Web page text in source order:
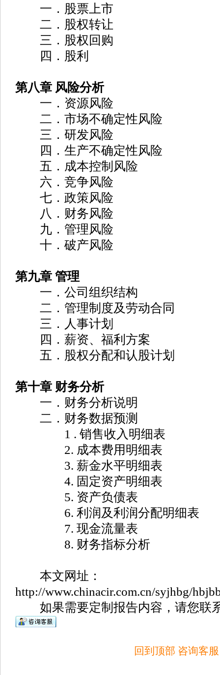
一．股票上市
二．股权转让
三．股权回购
四．股利
第八章 风险分析
一．资源风险
二．市场不确定性风险
三．研发风险
四．生产不确定性风险
五．成本控制风险
六．竞争风险
七．政策风险
八．财务风险
九．管理风险
十．破产风险
第九章 管理
一．公司组织结构
二．管理制度及劳动合同
三．人事计划
四．薪资、福利方案
五．股权分配和认股计划
第十章 财务分析
一．财务分析说明
二．财务数据预测
1 . 销售收入明细表
2. 成本费用明细表
3. 薪金水平明细表
4. 固定资产明细表
5. 资产负债表
6. 利润及利润分配明细表
7. 现金流量表
8. 财务指标分析
本文网址：
http://www.chinacir.com.cn/syjhbg/
如果需要定制报告内容，请您联
回到顶部 咨询客服